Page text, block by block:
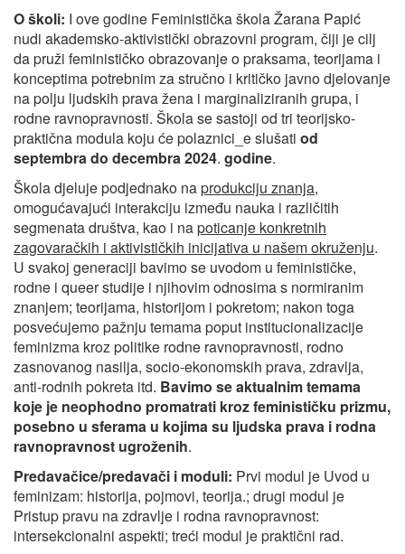
O školi: I ove godine Feministička škola Žarana Papić
nudi akademsko-aktivistički obrazovni program, čiji je cilj
da pruži feminističko obrazovanje o praksama, teorijama i
konceptima potrebnim za stručno i kritičko javno djelovanje
na polju ljudskih prava žena i marginaliziranih grupa, i
rodne ravnopravnosti. Škola se sastoji od tri teorijsko-
praktična modula koju će polaznici_e slušati od
septembra do decembra 2024. godine.
Škola djeluje podjednako naprodukciju znanja,
omogućavajući interakciju između nauka i različitih
segmenata društva, kao i napoticanje konkretnih
zagovaračkih i aktivističkih inicijativa u našem okruženju.
U svakoj generaciji bavimo se uvodom u feminističke,
rodne i queer studije i njihovim odnosima s normiranim
znanjem; teorijama, historijom i pokretom; nakon toga
posvećujemo pažnju temama poput institucionalizacije
feminizma kroz politike rodne ravnopravnosti, rodno
zasnovanog nasilja, socio-ekonomskih prava, zdravlja,
anti-rodnih pokreta itd. Bavimo se aktualnim temama
koje je neophodno promatrati kroz feminističku prizmu,
posebno u sferama u kojima su ljudska prava i rodna
ravnopravnost ugroženih.
Predavačice/predavači i moduli: Prvi modul je Uvod u
feminizam: historija, pojmovi, teorija.; drugi modul je
Pristup pravu na zdravlje i rodna ravnopravnost:
intersekcionalni aspekti; treći modul je praktični rad.